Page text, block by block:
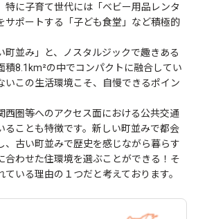
特に子育て世代には「ベビー用品レンタ
サポートする「子ども食堂」など積極的
町並み」と、ノスタルジックで趣きある
積8.1km²の中でコンパクトに融合してい
いこの生活環境こそ、自慢できるポイン
西圏等へのアクセス面における公共交通
ることも特徴です。新しい町並みで都会
、古い町並みで歴史を感じながら暮らす
合わせた住環境を選ぶことができる！そ
いる理由の１つだと考えております。